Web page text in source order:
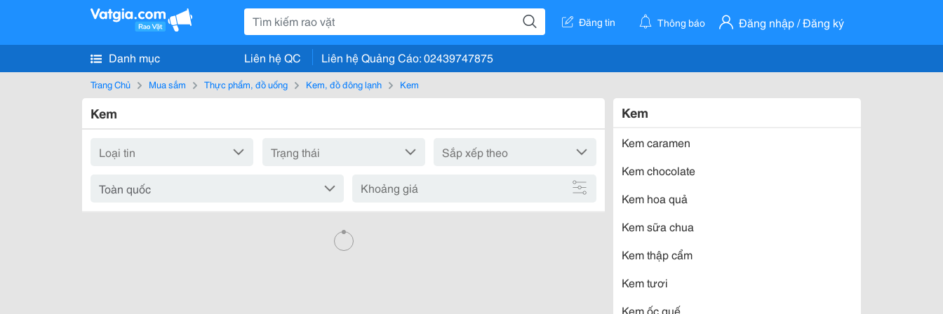
Đăng tin Thông báo Đăng nhập / Đăng ký
Danh mục Liên hệ QC Liên hệ Quảng Cáo: 02439747875
Trang Chủ Mua sắm Thực phẩm, đồ uống Kem, đồ đông lạnh Kem
Kem
Khoảng giá
Kem
Kem caramen
Kem chocolate
Kem hoa quả
Kem sữa chua
Kem thập cẩm
Kem tươi
Kem ốc quế